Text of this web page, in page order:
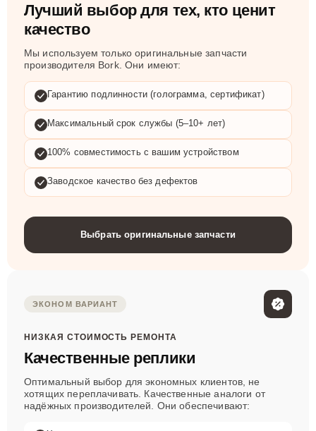
Лучший выбор для тех, кто ценит
качество
Мы используем только оригинальные запчасти
производителя Bork. Они имеют:
Гарантию подлинности (голограмма, сертификат)
Максимальный срок службы (5–10+ лет)
100% совместимость с вашим устройством
Заводское качество без дефектов
Выбрать оригинальные запчасти
ЭКОНОМ ВАРИАНТ
НИЗКАЯ СТОИМОСТЬ РЕМОНТА
Качественные реплики
Оптимальный выбор для экономных клиентов, не
хотящих переплачивать. Качественные аналоги от
надёжных производителей. Они обеспечивают: